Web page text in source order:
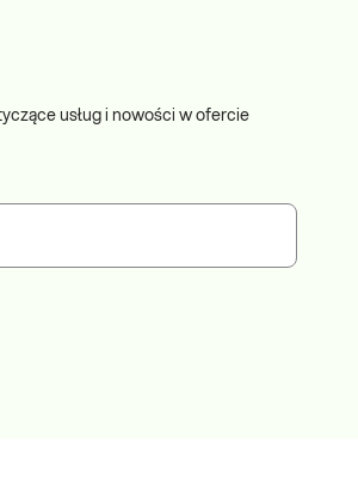
usług i nowości w ofercie